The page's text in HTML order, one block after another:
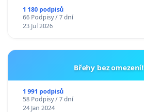
1 180 podpisů
66 Podpisy / 7 dní
23 Jul 2026
Břehy bez omezení!
1 991 podpisů
58 Podpisy / 7 dní
24 Jan 2024